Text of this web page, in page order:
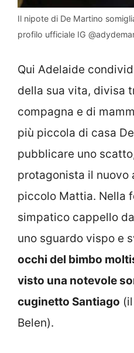
Il nipote di De Martino
profilo ufficiale IG
Qui Adelaide
della sua vita, divisa
compagna e di
più piccola di casa
pubblicare uno
protagonista il nuovo
piccolo Mattia. Nella
simpatico cappello
uno sguardo vispo e
occhi del bimbo
visto una notevole
cuginetto Santiago
Belen).